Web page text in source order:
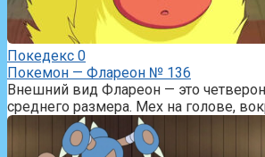
Покедекс 0
Покемон — Флареон № 136
Внешний вид Флареон — это
среднего размера. Мех на голове,